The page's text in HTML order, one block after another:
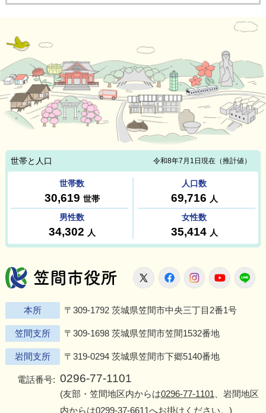
笠間市役所
X FacebookInstagram
本所 〒309-1792 茨城県笠間市中央三丁目2番1号
笠間支所 〒309-1698 茨城県笠間市笠間1532番地
岩間支所 〒319-0294 茨城県笠間市下郷5140番地
電話番号: 0296-77-1101
(友部・笠間地区内からは0296-77-1101 、岩間地区
内からは0299-37-6611へお掛けください。)